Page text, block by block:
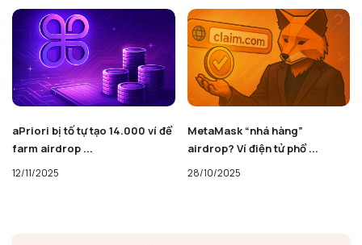
aPriori bị tố tự tạo 14.000 ví để
farm airdrop ...
12/11/2025
MetaMask “nhá hàng”
airdrop? Ví điện tử phổ ...
28/10/2025